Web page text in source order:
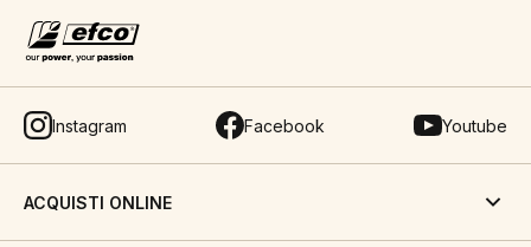
Instagram Facebook Youtube
ACQUISTI ONLINE